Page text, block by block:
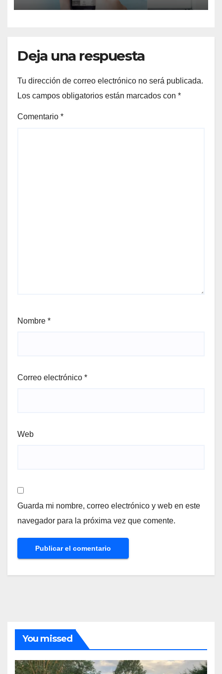
Deja una respuesta
Tu dirección de correo electrónico no será publicada.
Los campos obligatorios están marcados con *
Comentario *
Nombre *
Correo electrónico *
Web
Guarda mi nombre, correo electrónico y web en este
navegador para la próxima vez que comente.
You missed